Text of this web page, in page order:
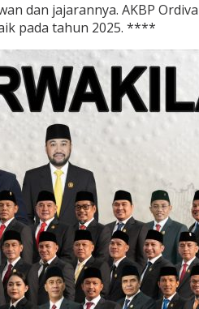
dan jajarannya. AKBP
pada tahun 2025. ****